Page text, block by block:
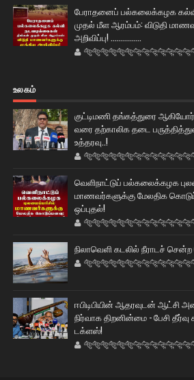
பேராதனைப் பல்கலைக்கழக
முதல் மீள ஆரம்பம்: விடுதி
அறிவிப்பு! ...............
உலகம்
குட்டிமணி தங்கத்துரை ஆகியோர்
வரை தற்காலிக தடை
உத்தரவு..!
வெளிநாட்டுப் பல்கலைக்கழக
மாணவர்களுக்கு மேலதிக
ஒப்புதல்!
நிலாவெளி கடலில் நீராடச்
ஈபிடிபியின் ஆதரவுடன் ஆட்சி
நிர்வாக திறனின்மை - பேசி
டக்ளஸ்!